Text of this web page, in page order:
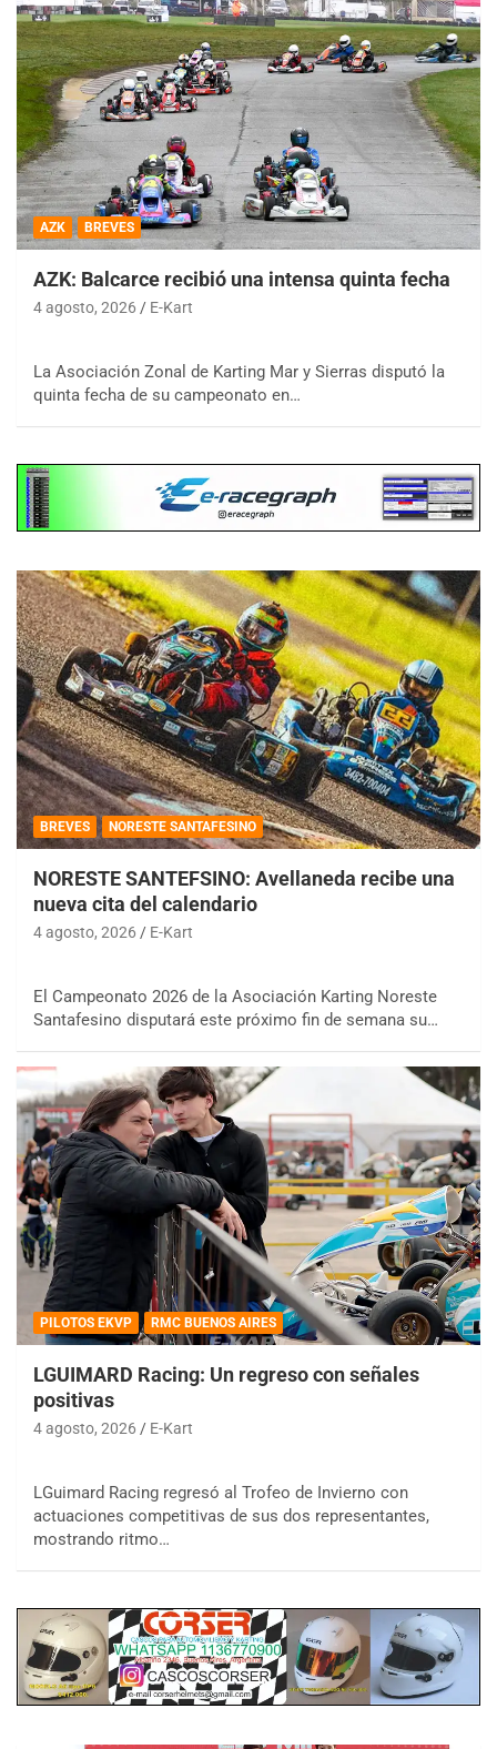
AZK BREVES
AZK: Balcarce recibió una intensa quinta fecha
4 agosto, 2026 E-Kart
La Asociación Zonal de Karting Mar y Sierras disputó la
quinta fecha de su campeonato en…
BREVES NORESTE SANTAFESINO
NORESTE SANTEFSINO: Avellaneda recibe una
nueva cita del calendario
4 agosto, 2026 E-Kart
El Campeonato 2026 de la Asociación Karting Noreste
Santafesino disputará este próximo fin de semana su…
PILOTOS EKVP RMC BUENOS AIRES
LGUIMARD Racing: Un regreso con señales
positivas
4 agosto, 2026 E-Kart
LGuimard Racing regresó al Trofeo de Invierno con
actuaciones competitivas de sus dos representantes,
mostrando ritmo…